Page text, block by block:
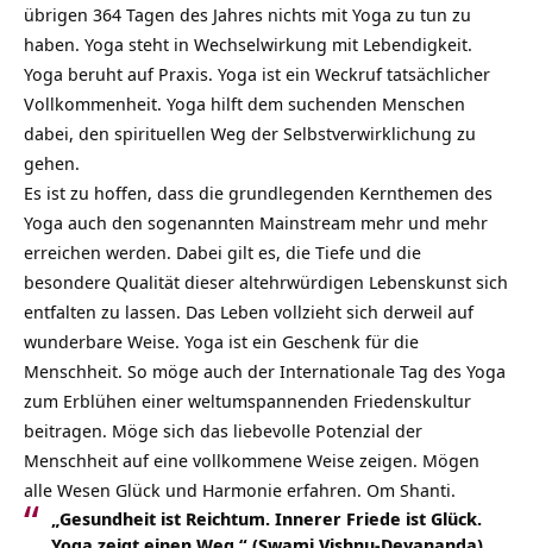
übrigen 364 Tagen des Jahres nichts mit Yoga zu tun zu
haben. Yoga steht in Wechselwirkung mit Lebendigkeit.
Yoga beruht auf Praxis. Yoga ist ein Weckruf tatsächlicher
Vollkommenheit. Yoga hilft dem suchenden Menschen
dabei, den spirituellen Weg der Selbstverwirklichung zu
gehen.
Es ist zu hoffen, dass die grundlegenden Kernthemen des
Yoga auch den sogenannten Mainstream mehr und mehr
erreichen werden. Dabei gilt es, die Tiefe und die
besondere Qualität dieser altehrwürdigen Lebenskunst sich
entfalten zu lassen. Das Leben vollzieht sich derweil auf
wunderbare Weise. Yoga ist ein Geschenk für die
Menschheit. So möge auch der Internationale Tag des Yoga
zum Erblühen einer weltumspannenden Friedenskultur
beitragen. Möge sich das liebevolle Potenzial der
Menschheit auf eine vollkommene Weise zeigen. Mögen
alle Wesen Glück und Harmonie erfahren. Om Shanti.
„Gesundheit ist Reichtum. Innerer Friede ist Glück.